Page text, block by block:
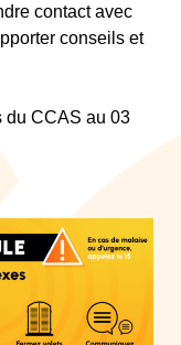
contact avec
conseils et
du CCAS au 03